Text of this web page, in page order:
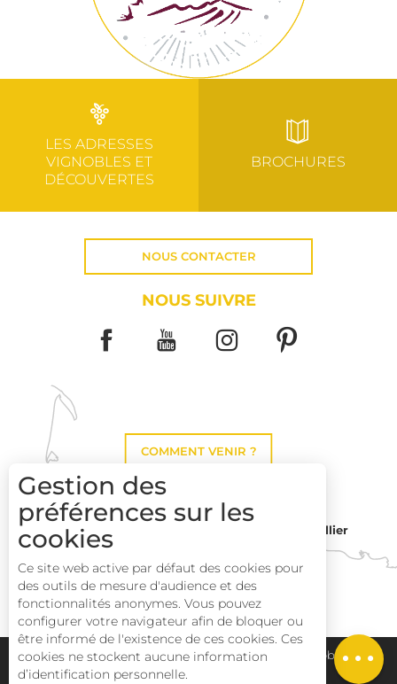
Description
LES ADRESSES
VIGNOBLES ET
DÉCOUVERTES
BROCHURES
NOUS CONTACTER
NOUS SUIVRE
COMMENT VENIR ?
Montpellier
Perpignan
Plan du site Pays Haut Languedoc et Vignobles
Gestion des
préférences sur les
cookies
Ce site web active par défaut des cookies pour
des outils de mesure d'audience et des
fonctionnalités anonymes. Vous pouvez
configurer votre navigateur afin de bloquer ou
être informé de l'existence de ces cookies. Ces
cookies ne stockent aucune information
d’identification personnelle.